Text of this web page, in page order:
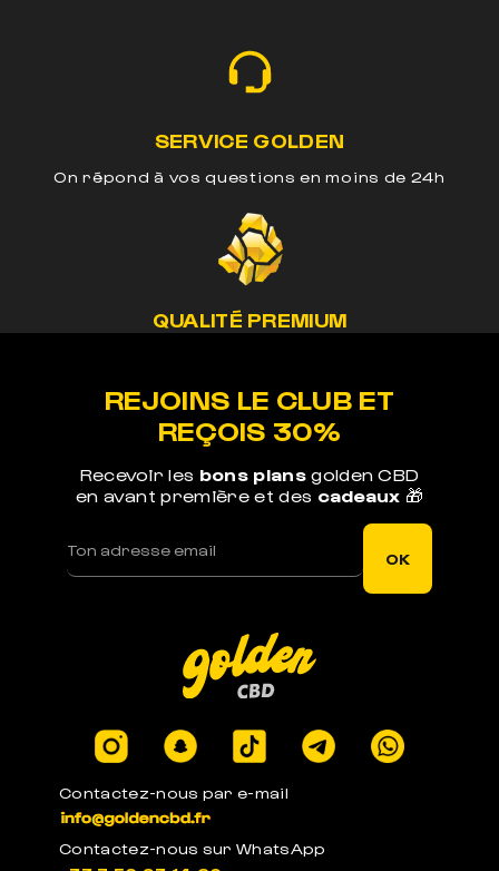
SERVICE GOLDEN
On répond à vos questions en moins de 24h
QUALITÉ PREMIUM
Votre commande est expédiée sous 1j ouvré
LEGAL EN EUROPE
Produits certifiés en laboratoires à -0.3% de
THC
Contactez-nous par e-mail
Contactez-nous sur WhatsApp
REJOINS LE CLUB ET
REÇOIS 30%
Recevoir les bons plansgolden CBD
en avant première et des cadeaux 🎁
OK